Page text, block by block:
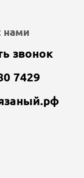
нами
звонок
7429